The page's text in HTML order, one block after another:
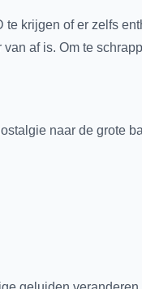
krijgen of er zelfs
af is. Om te
naar de grote